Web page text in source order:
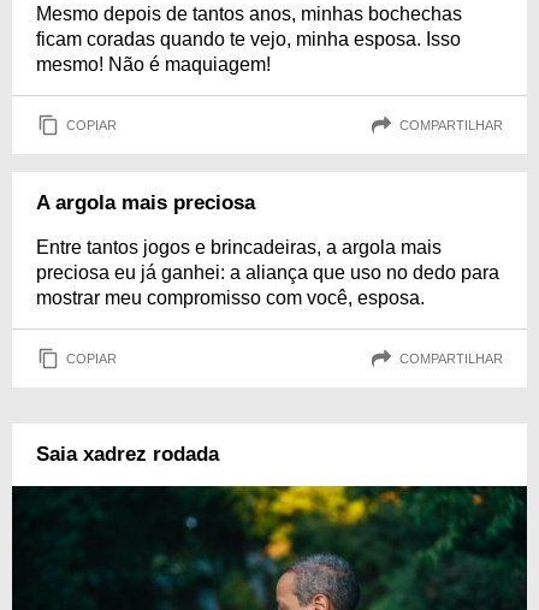
Mesmo depois de tantos anos, minhas bochechas
ficam coradas quando te vejo, minha esposa. Isso
mesmo! Não é maquiagem!
COPIAR COMPARTILHAR
A argola mais preciosa
Entre tantos jogos e brincadeiras, a argola mais
preciosa eu já ganhei: a aliança que uso no dedo para
mostrar meu compromisso com você, esposa.
COPIAR COMPARTILHAR
Saia xadrez rodada